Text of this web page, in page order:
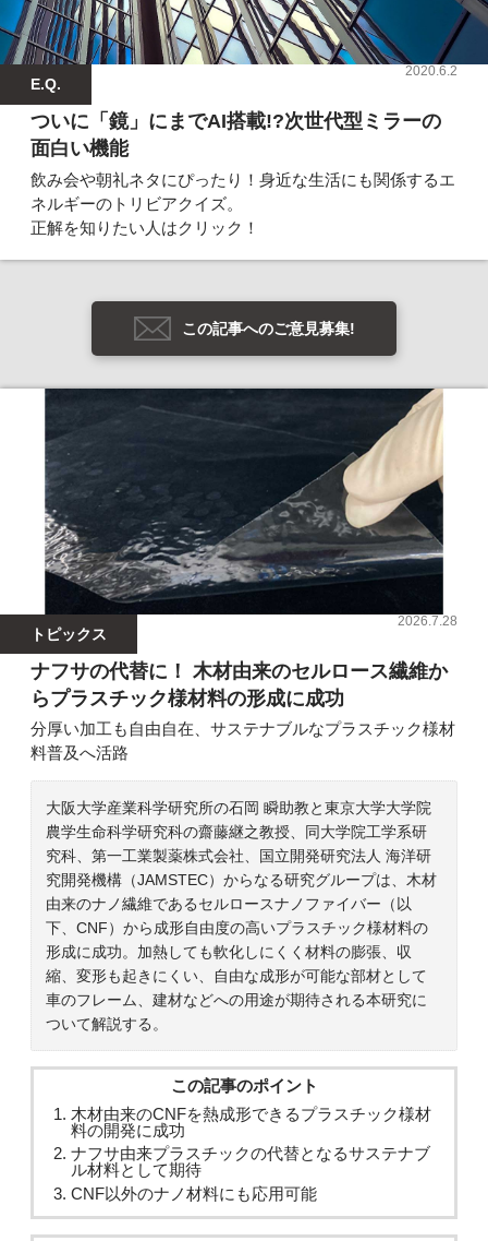
E.Q.
2020.6.2
ついに「鏡」にまでAI搭載!?次世代型ミラーの
面白い機能
飲み会や朝礼ネタにぴったり！身近な生活にも関係するエ
ネルギーのトリビアクイズ。
正解を知りたい人はクリック！
この記事へのご意見募集!
トピックス
2026.7.28
ナフサの代替に！ 木材由来のセルロース繊維か
らプラスチック様材料の形成に成功
分厚い加工も自由自在、サステナブルなプラスチック様材
料普及へ活路
大阪大学産業科学研究所の石岡 瞬助教と東京大学大学院
農学生命科学研究科の齋藤継之教授、同大学院工学系研
究科、第一工業製薬株式会社、国立開発研究法人 海洋研
究開発機構（JAMSTEC）からなる研究グループは、木材
由来のナノ繊維であるセルロースナノファイバー（以
下、CNF）から成形自由度の高いプラスチック様材料の
形成に成功。加熱しても軟化しにくく材料の膨張、収
縮、変形も起きにくい、自由な成形が可能な部材として
車のフレーム、建材などへの用途が期待される本研究に
ついて解説する。
この記事のポイント
木材由来のCNFを熱成形できるプラスチック様材
料の開発に成功
ナフサ由来プラスチックの代替となるサステナブ
ル材料として期待
CNF以外のナノ材料にも応用可能